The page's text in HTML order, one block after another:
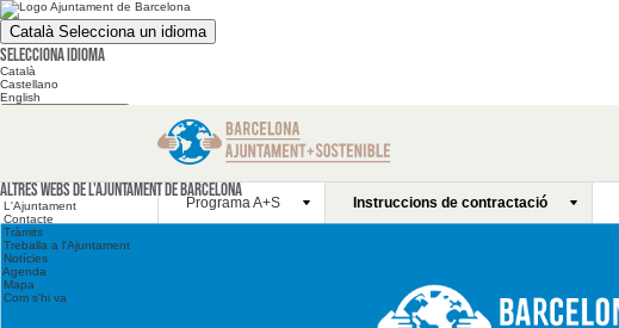
Català Selecciona un idioma
Selecciona idioma
Català
Castellano
English
Altres webs de l'Ajuntament de Barcelona
L'Ajuntament
Contacte
Tràmits
Treballa a l'Ajuntament
Notícies
Agenda
Mapa
Com s'hi va
Programa A+S Instruccions de contractació